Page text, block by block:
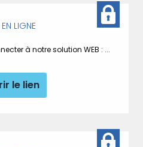
LIGNE
à notre solution WEB : ...
le lien